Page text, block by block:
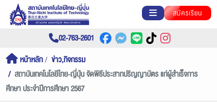
สมัครเรียน
02-763-2601
หน้าหลัก
ข่าว,กิจกรรม
สถาบันเทคโนโลยีไทย-ญี่ปุ่น จัดพิธีประสาทปริญญาบัตร แก่ผู้สำเร็จการ
ศึกษา ประจำปีการศึกษา 2567